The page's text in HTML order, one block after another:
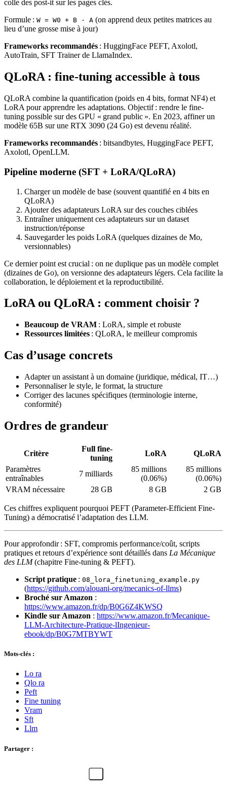
colle des post-it sur les pages clés.
Formule : W = W0 + B · A (on apprend deux petites matrices au
lieu d’une grosse mise à jour)
Frameworks recommandés : HuggingFace PEFT, Axolotl,
AutoTrain, SFT Trainer de LlamaIndex.
QLoRA : fine-tuning accessible à tous
QLoRA combine la quantification (poids en 4 bits, format NF4) et
LoRA pour apprendre les adaptations. Objectif : rendre le fine-
tuning possible sur des GPU « grand public ». En 2023, affiner un
modèle 65B sur une RTX 3090 (24 Go) est devenu réalité.
Frameworks recommandés : bitsandbytes, HuggingFace PEFT,
Axolotl, OpenLLM.
Pipeline moderne (SFT + LoRA/QLoRA)
Charger un modèle de base (souvent quantifié en 4 bits en
QLoRA)
Ajouter des adaptateurs LoRA sur des couches ciblées
Entraîner uniquement ces adaptateurs sur un dataset
instruction/réponse
Sauvegarder les poids LoRA (quelques dizaines de Mo,
versionnables)
Ce dernier point est crucial : on ne duplique pas un modèle complet
(dizaines de Go), on versionne des adaptateurs légers. Cela facilite la
collaboration, le déploiement et la reproductibilité.
LoRA ou QLoRA : comment choisir ?
Beaucoup de VRAM : LoRA, simple et robuste
Ressources limitées : QLoRA, le meilleur compromis
Cas d’usage concrets
Adapter un assistant à un domaine (juridique, médical, IT…)
Personnaliser le style, le format, la structure
Corriger des lacunes spécifiques (terminologie interne,
conformité)
Ordres de grandeur
Critère
Full fine-
tuning
LoRA
QLoRA
Paramètres
entraînables
7 milliards
85 millions
(0.06%)
85 millions
(0.06%)
VRAM nécessaire
28 GB 8 GB 2 GB
Ces chiffres expliquent pourquoi PEFT (Parameter-Efficient Fine-
Tuning) a démocratisé l’adaptation des LLM.
Pour approfondir : SFT, compromis performance/coût, scripts
pratiques et retours d’expérience sont détaillés dans La Mécanique
des LLM(chapitre Fine-tuning & PEFT).
Script pratique : 08_lora_finetuning_example.py
(https://github.com/alouani-org/mecanics-of-llms)
Broché sur Amazon :
https://www.amazon.fr/dp/B0G6Z4KWSQ
Kindle sur Amazon : https://www.amazon.fr/Mecanique-
LLM-Architecture-Pratique-lIngenieur-
ebook/dp/B0G7MTBYWT
Mots-clés :
Lo ra
Qlo ra
Peft
Fine tuning
Vram
Sft
Llm
Partager :